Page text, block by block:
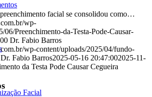
Facial
facial se consolidou como…
wp-
06/Preenchimento-da-Testa-Pode-Causar-
Dr. Fabio Barros
wp-content/uploads/2025/04/fundo-
Dr. Fabio Barros2025-05-16 20:47:002025-11-
da Testa Pode Causar Cegueira